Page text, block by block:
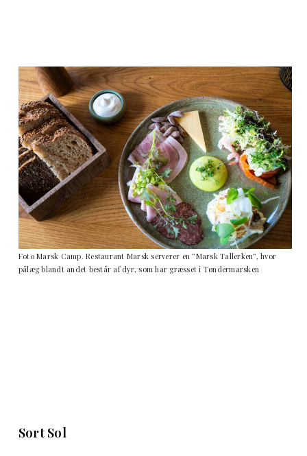
Foto Marsk Camp. Restaurant Marsk serverer en ”Marsk Tallerken”, hvor
pålæg blandt andet består af dyr, som har græsset i Tøndermarsken
Sort Sol